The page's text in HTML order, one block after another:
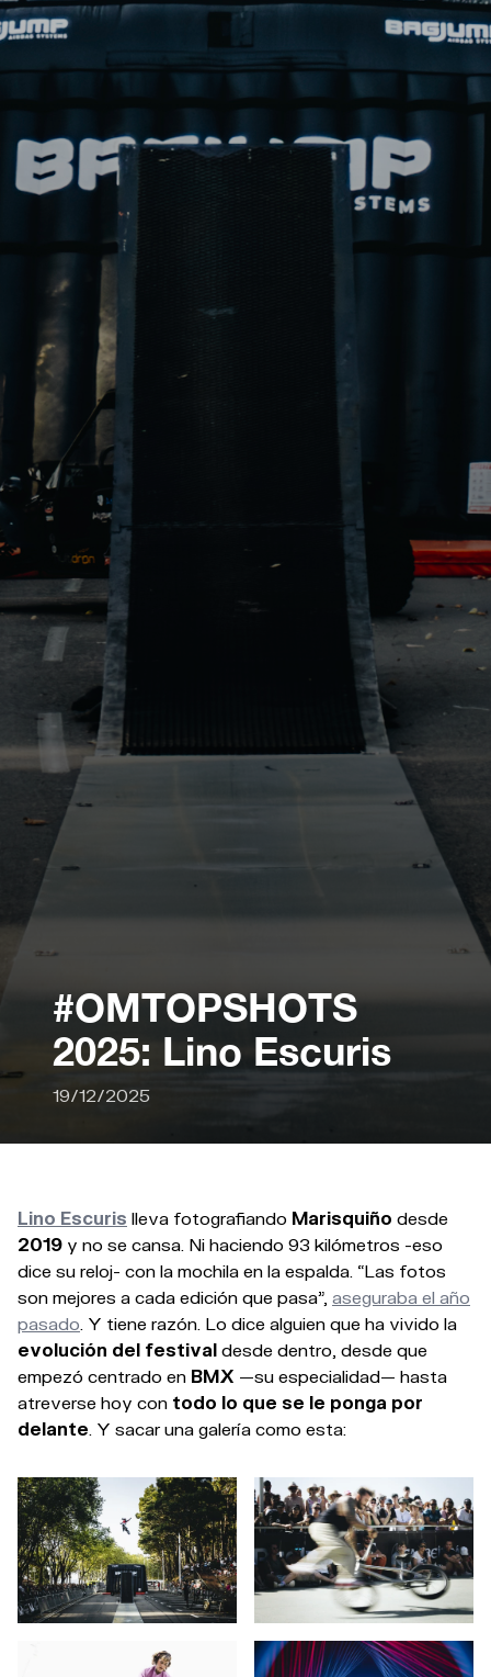
#OMTOPSHOTS
2025: Lino Escuris
19/12/2025
Lino Escuris lleva fotografiando Marisquiño desde
2019 y no se cansa. Ni haciendo 93 kilómetros -eso
dice su reloj- con la mochila en la espalda. “Las fotos
son mejores a cada edición que pasa”, aseguraba el año
pasado . Y tiene razón. Lo dice alguien que ha vivido la
evolución del festival desde dentro, desde que
empezó centrado en BMX —su especialidad— hasta
atreverse hoy con todo lo que se le ponga por
delante . Y sacar una galería como esta: